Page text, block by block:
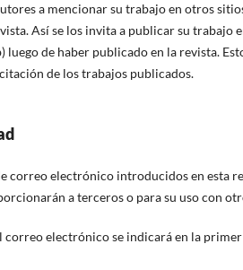
a mencionar su trabajo en otros
Así se los invita a publicar su trabajo
luego de haber publicado en la revista.
de los trabajos publicados.
correo electrónico introducidos en esta
a terceros o para su uso con
correo electrónico se indicará en la